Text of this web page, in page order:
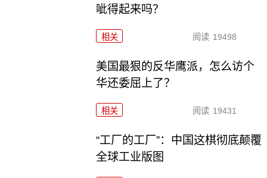
呲得起来吗？
相关 阅读 19498
美国最狠的反华鹰派，怎么访个
华还委屈上了？
相关 阅读 19431
“工厂的工厂”：中国这棋彻底颠覆
全球工业版图